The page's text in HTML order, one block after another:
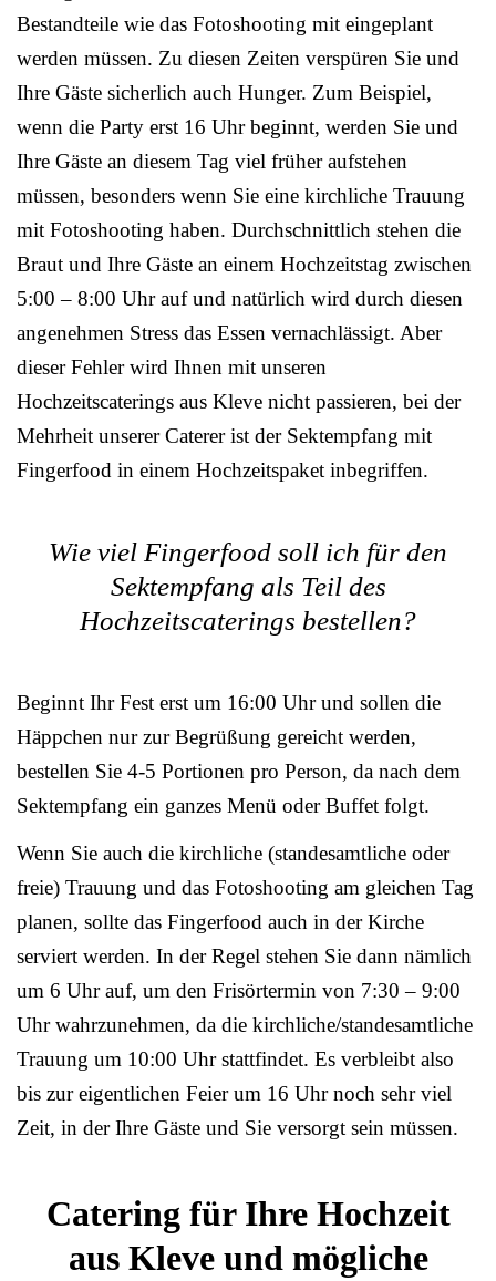
Bestandteile wie das Fotoshooting mit eingeplant
werden müssen. Zu diesen Zeiten verspüren Sie und
Ihre Gäste sicherlich auch Hunger. Zum Beispiel,
wenn die Party erst 16 Uhr beginnt, werden Sie und
Ihre Gäste an diesem Tag viel früher aufstehen
müssen, besonders wenn Sie eine kirchliche Trauung
mit Fotoshooting haben. Durchschnittlich stehen die
Braut und Ihre Gäste an einem Hochzeitstag zwischen
5:00 – 8:00 Uhr auf und natürlich wird durch diesen
angenehmen Stress das Essen vernachlässigt. Aber
dieser Fehler wird Ihnen mit unseren
Hochzeitscaterings aus Kleve nicht passieren, bei der
Mehrheit unserer Caterer ist der Sektempfang mit
Fingerfood in einem Hochzeitspaket inbegriffen.
Wie viel Fingerfood soll ich für den
Sektempfang als Teil des
Hochzeitscaterings bestellen?
Beginnt Ihr Fest erst um 16:00 Uhr und sollen die
Häppchen nur zur Begrüßung gereicht werden,
bestellen Sie 4-5 Portionen pro Person, da nach dem
Sektempfang ein ganzes Menü oder Buffet folgt.
Wenn Sie auch die kirchliche (standesamtliche oder
freie) Trauung und das Fotoshooting am gleichen Tag
planen, sollte das Fingerfood auch in der Kirche
serviert werden. In der Regel stehen Sie dann nämlich
um 6 Uhr auf, um den Frisörtermin von 7:30 – 9:00
Uhr wahrzunehmen, da die kirchliche/standesamtliche
Trauung um 10:00 Uhr stattfindet. Es verbleibt also
bis zur eigentlichen Feier um 16 Uhr noch sehr viel
Zeit, in der Ihre Gäste und Sie versorgt sein müssen.
Catering für Ihre Hochzeit
aus Kleve und mögliche